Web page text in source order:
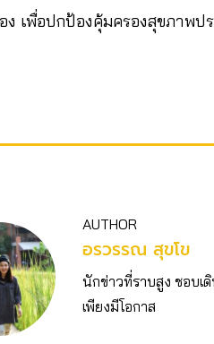
อง เพื่อปกป้องคุ้มครองสุขภาพป
AUTHOR
อรวรรณ สุขโข
นักข่าวที่ราบสูง ชอบเ
เพียงมีโอกาส